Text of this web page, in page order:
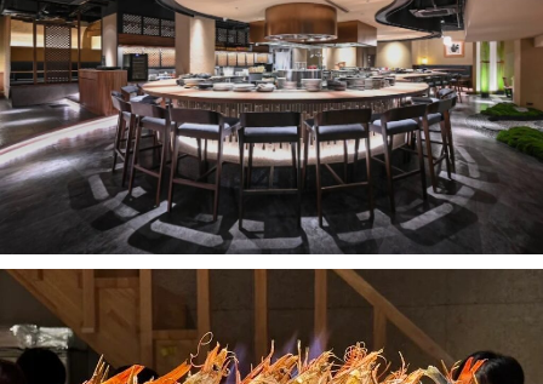
ธนิยะ
พระราม 3
พระราม4
อื่นๆ
18.Saboten
19. Gindaco
20.Yoshinoya
21.Onyasai
22.Mos Burger
23.Tonchin Ramen
24.Tsubohachi
25.Yamachan
26.Maisen
27. Ramen Kagetsu Arashi